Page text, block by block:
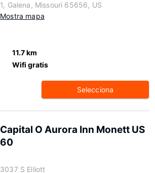
1, Galena, Missouri 65656, US
Mostra mapa
11.7 km
Wifi gratis
Selecciona
Capital O Aurora Inn Monett US
60
3037 S Elliott